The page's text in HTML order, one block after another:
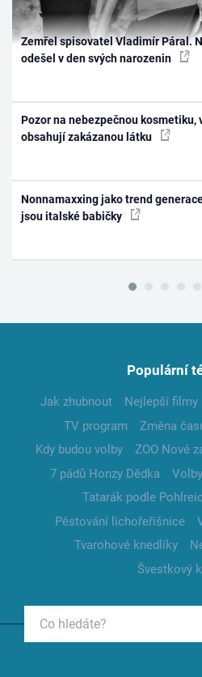
Zemřel spisovatel Vladimír Páral.
odešel v den svých narozenin
Pozor na nebezpečnou
obsahují zakázanou látku
Nonnamaxxing jako trend
jsou italské babičky
Populární
Jak zhubnout Nejlepší filmy
TV program
Změna
Kdy budou volby
ZOO Nové
7 pádů Honzy Dědka
Tatarák podle
Pěstování lichořeřišnice
Tvarohové knedlíky
Švestkový